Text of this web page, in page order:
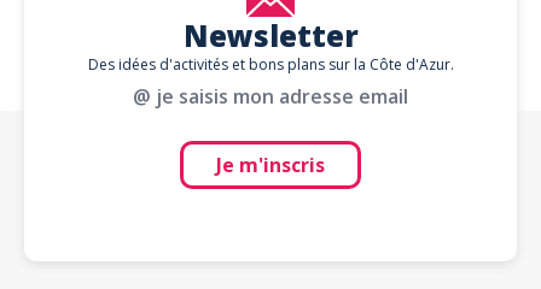
Newsletter
Des idées d'activités et bons plans sur la Côte d'Azur.
@ je saisis mon adresse email
Je m'inscris